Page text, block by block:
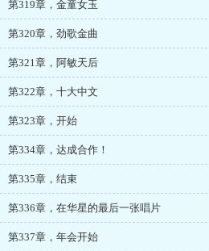
第319章，金童女玉
第320章，劲歌金曲
第321章，阿敏天后
第322章，十大中文
第323章，开始
第334章，达成合作！
第335章，结束
第336章，在华星的最后一张唱片
第337章，年会开始